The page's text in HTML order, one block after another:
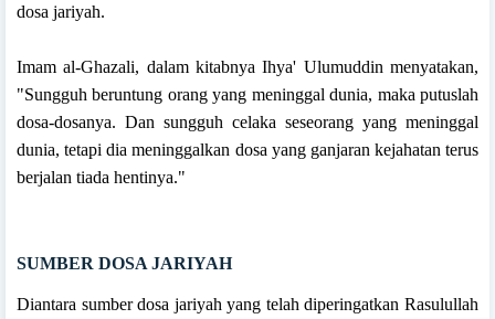
dosa jariyah.
Imam al-Ghazali, dalam kitabnya Ihya' Ulumuddin menyatakan,
"Sungguh beruntung orang yang meninggal dunia, maka putuslah
dosa-dosanya. Dan sungguh celaka seseorang yang meninggal
dunia, tetapi dia meninggalkan dosa yang ganjaran kejahatan terus
berjalan tiada hentinya."
SUMBER DOSA JARIYAH
Diantara sumber dosa jariyah yang telah diperingatkan Rasulullah